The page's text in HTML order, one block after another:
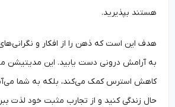
هستند بپذیرید.
هدف این است که ذهن را از افکار و نگرانی‌های
به آرامش درونی دست یابید. این مدیتیشن
کاهش استرس کمک می‌کند، بلکه به شما
حال زندگی کنید و از تجارب مثبت خود لذت ببرید.